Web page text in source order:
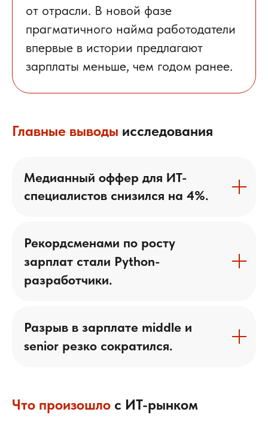
от отрасли. В новой фазе
прагматичного найма работодатели
впервые в истории предлагают
зарплаты меньше, чем годом ранее.
Главные выводы исследования
Медианный оффер для ИТ-
специалистов снизился на 4%.
Рекордсменами по росту
зарплат стали Python-
разработчики.
Разрыв в зарплате middle и
senior резко сократился.
Что произошло с ИТ-рынком